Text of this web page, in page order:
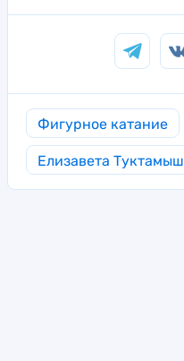
Фигурное катание
Елизавета